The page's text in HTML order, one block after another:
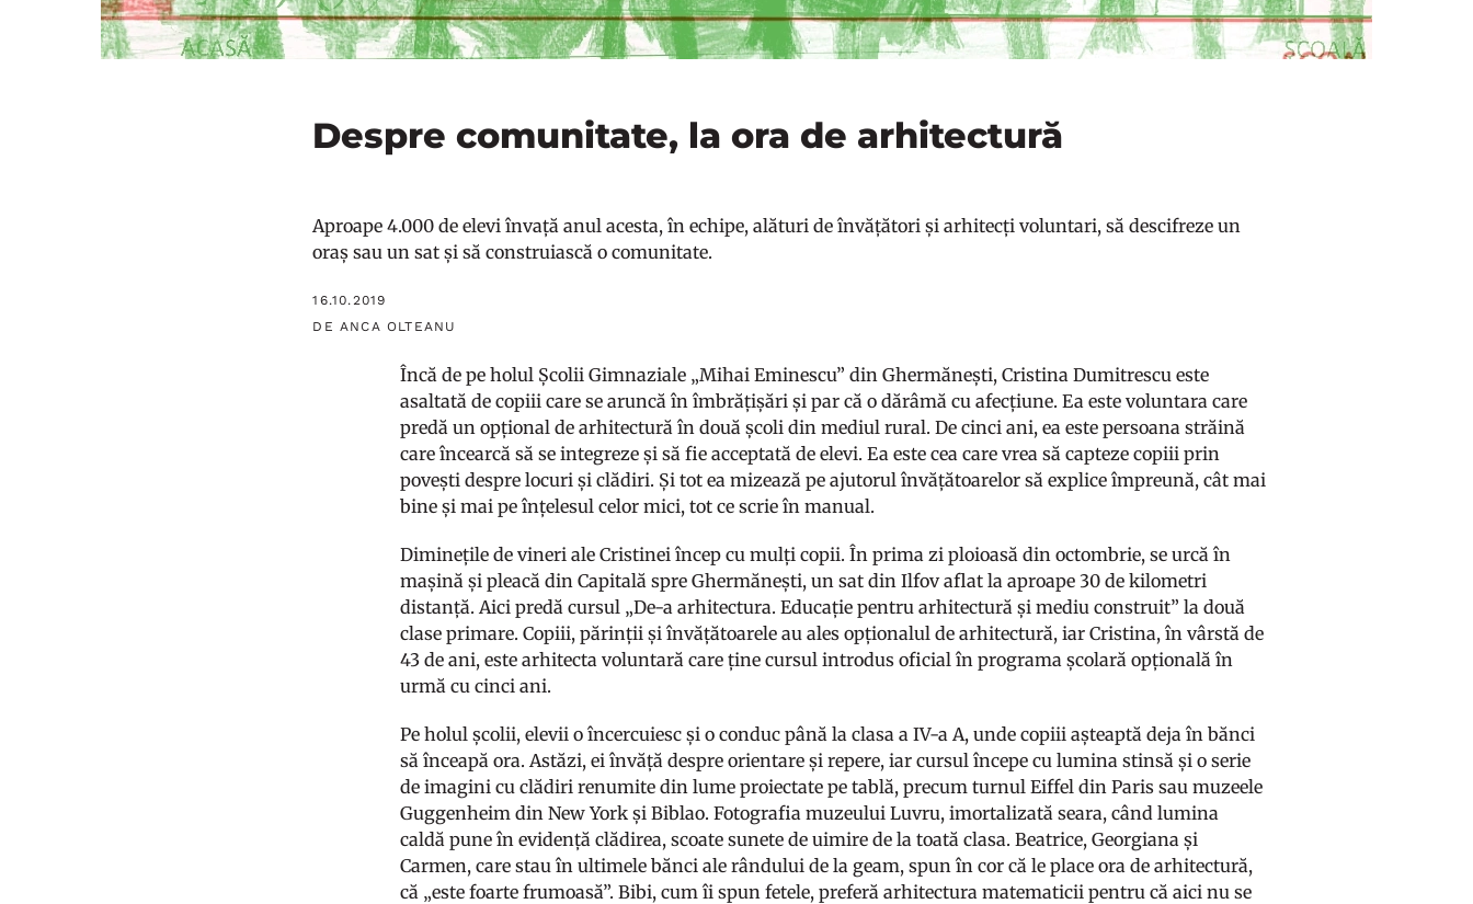
Despre comunitate, la ora de arhitectură
Aproape 4.000 de elevi învață anul acesta, în echipe, alături de învățători și arhitecți voluntari, să descifreze un
oraș sau un sat și să construiască o comunitate.
16.10.2019
DE ANCA OLTEANU
Încă de pe holul Școlii Gimnaziale „Mihai Eminescu” din Ghermănești, Cristina Dumitrescu este
asaltată de copiii care se aruncă în îmbrățișări și par că o dărâmă cu afecțiune. Ea este voluntara care
predă un opțional de arhitectură în două școli din mediul rural. De cinci ani, ea este persoana străină
care încearcă să se integreze și să fie acceptată de elevi. Ea este cea care vrea să capteze copiii prin
povești despre locuri și clădiri. Și tot ea mizează pe ajutorul învățătoarelor să explice împreună, cât mai
bine și mai pe înțelesul celor mici, tot ce scrie în manual.
Diminețile de vineri ale Cristinei încep cu mulți copii. În prima zi ploioasă din octombrie, se urcă în
mașină și pleacă din Capitală spre Ghermănești, un sat din Ilfov aflat la aproape 30 de kilometri
distanță. Aici predă cursul „De-a arhitectura. Educație pentru arhitectură și mediu construit” la două
clase primare. Copiii, părinții și învățătoarele au ales opționalul de arhitectură, iar Cristina, în vârstă de
43 de ani, este arhitecta voluntară care ține cursul introdus oficial în programa școlară opțională în
urmă cu cinci ani.
Pe holul școlii, elevii o încercuiesc și o conduc până la clasa a IV-a A, unde copiii așteaptă deja în bănci
să înceapă ora. Astăzi, ei învăță despre orientare și repere, iar cursul începe cu lumina stinsă și o serie
de imagini cu clădiri renumite din lume proiectate pe tablă, precum turnul Eiffel din Paris sau muzeele
Guggenheim din New York și Biblao. Fotografia muzeului Luvru, imortalizată seara, când lumina
caldă pune în evidență clădirea, scoate sunete de uimire de la toată clasa. Beatrice, Georgiana și
Carmen, care stau în ultimele bănci ale rândului de la geam, spun în cor că le place ora de arhitectură,
că „este foarte frumoasă”. Bibi, cum îi spun fetele, preferă arhitectura matematicii pentru că aici nu se